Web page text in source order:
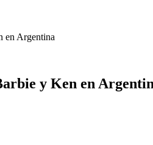
en Argentina
y Ken en